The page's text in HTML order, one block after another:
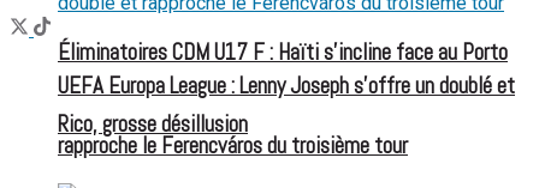
Éliminatoires CDM U17 F : Haïti s’incline face au Porto
Rico, grosse désillusion
UEFA Europa League : Lenny Joseph s’offre un doublé et
rapproche le Ferencváros du troisième tour